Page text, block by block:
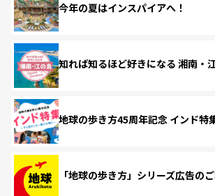
今年の夏はインスパイアへ！
知れば知るほど好きになる 湘南・
地球の歩き方45周年記念 インド特
「地球の歩き方」シリーズ広告の